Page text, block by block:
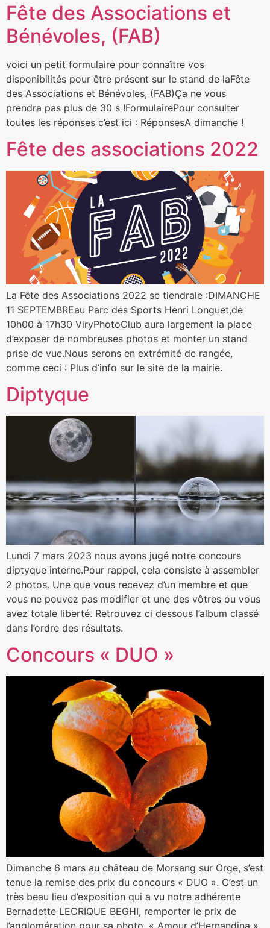
Fête des Associations et
Bénévoles, (FAB)
voici un petit formulaire pour connaître vos
disponibilités pour être présent sur le stand de laFête
des Associations et Bénévoles, (FAB)Ça ne vous
prendra pas plus de 30 s !FormulairePour consulter
toutes les réponses c’est ici : RéponsesA dimanche !
Fête des associations 2022
La Fête des Associations 2022 se tiendrale :DIMANCHE
11 SEPTEMBREau Parc des Sports Henri Longuet,de
10h00 à 17h30 ViryPhotoClub aura largement la place
d’exposer de nombreuses photos et monter un stand
prise de vue.Nous serons en extrémité de rangée,
comme ceci : Plus d’info sur le site de la mairie.
Diptyque
Lundi 7 mars 2023 nous avons jugé notre concours
diptyque interne.Pour rappel, cela consiste à assembler
2 photos. Une que vous recevez d’un membre et que
vous ne pouvez pas modifier et une des vôtres ou vous
avez totale liberté. Retrouvez ci dessous l’album classé
dans l’ordre des résultats.
Concours « DUO »
Dimanche 6 mars au château de Morsang sur Orge, s’est
tenue la remise des prix du concours « DUO ». C’est un
très beau lieu d’exposition qui a vu notre adhérente
Bernadette LECRIQUE BEGHI, remporter le prix de